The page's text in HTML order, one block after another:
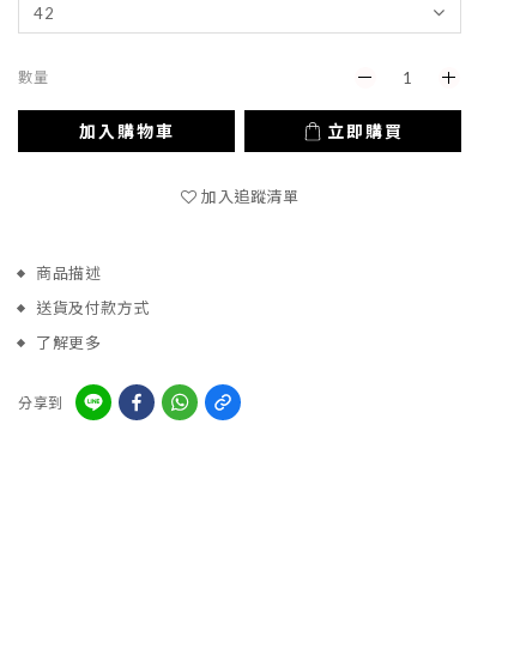
數量
加入購物車 立即購買
加入追蹤清單
商品描述
送貨及付款方式
了解更多
分享到